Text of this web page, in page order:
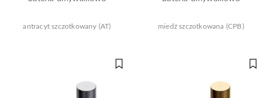
antracyt szczotkowany (AT) miedź szczotkowana (CPB)